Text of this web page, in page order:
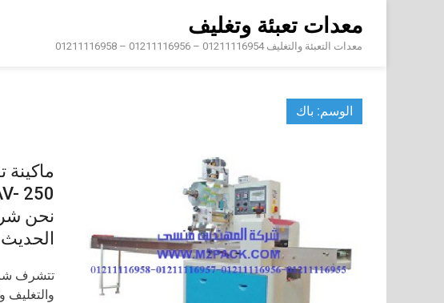
content
معدات تعبئة وتغليف
معدات التعبئة والتغليف 01211116954 – 01211116956 – 01211116958
الوسم: باك
نحن
تتشرف
والتغليف